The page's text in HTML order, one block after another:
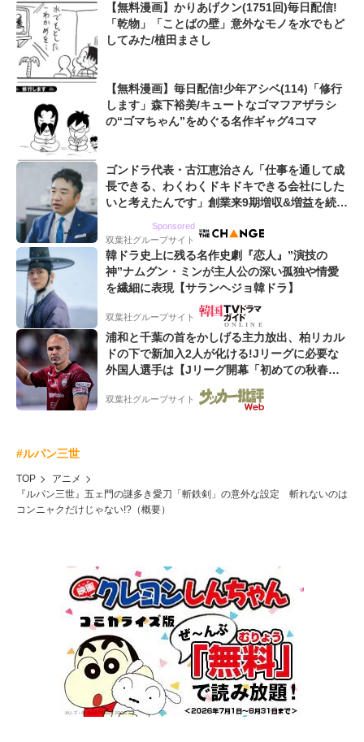
【無料漫画】かりあげクン(1751回)毎日配信!
「乾物」「ことばの壁」意外なモノを水でもど
してみた/植田まさし
【無料漫画】毎日配信!少年アシベ(114)「修行
します」森下裕美/キュートなゴマフアザラシ
の“ゴマちゃん”をめぐる名作ギャグ4コマ
ゴンドラ代表・古江恵治さん「仕事を通して成
長できる、わくわくドキドキできる会社にした
いと考えたんです」創業来9期増収&増益を続け
Sponsored
双葉社グループサイト
韓ドラ史上に残る名作史劇『恋人』”演技の
神”ナムグン・ミンが主人公の深い孤独や情愛
を繊細に表現【サランヘジョ韓ドラ】
双葉社グループサイト
浦和と千葉の首をかしげる主力放出、柏リカル
ドの下で新加入2人が化ける!Jリーグに必要な
外国人選手は【Jリーグ開幕「初めての秋春
双葉社グループサイト
#ルパン三世
TOP
アニメ
『ルパン三世』五ェ門の謎多き愛刀「斬鉄剣」の意外な設定 斬れないのは
コンニャクだけじゃない!?（概要）